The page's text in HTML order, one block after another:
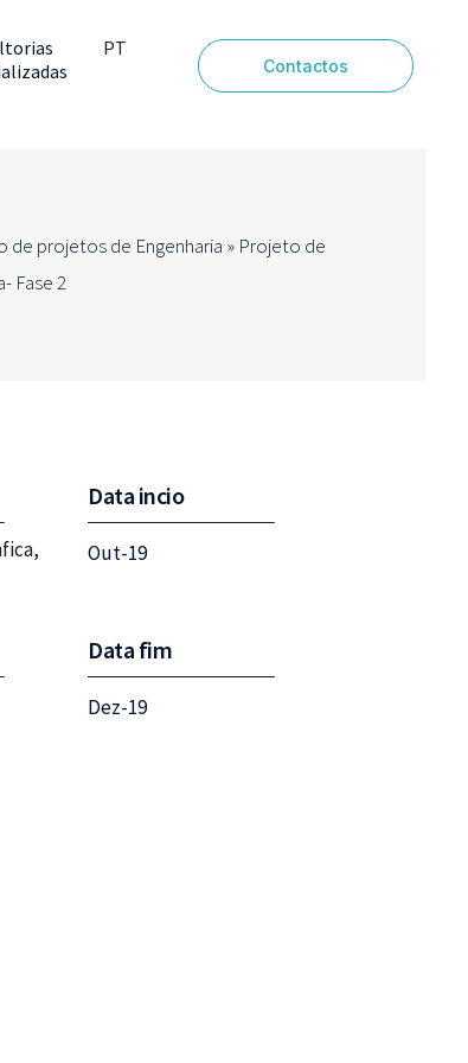
PT
Contactos
de projetos de Engenharia » Projeto de
Fase 2
Data incio
Out-19
Data fim
Dez-19